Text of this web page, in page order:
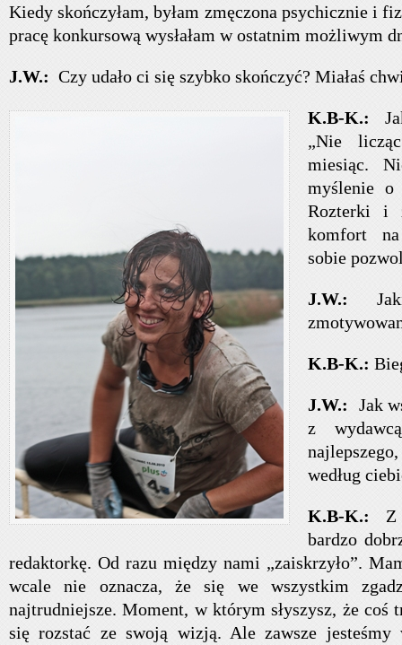
Kiedy skończyłam, byłam zmęczona psychicznie i
pracę konkursową wysłałam w ostatnim możliwym
J.W.: Czy udało ci się szybko skończyć? Miałaś
K.B-K.:
„Nie
miesiąc.
myślenie o
Rozterki i
komfort
sobie
J.W.:
K.B-K.:
J.W.:
Jak
z
według
K.B-K.:
Z
bardzo
redaktorkę. Od razu między nami „zaiskrzyło”.
wcale nie oznacza, że się we wszystkim
najtrudniejsze. Moment, w którym słyszysz, że coś
się rozstać ze swoją wizją. Ale zawsze jesteśmy